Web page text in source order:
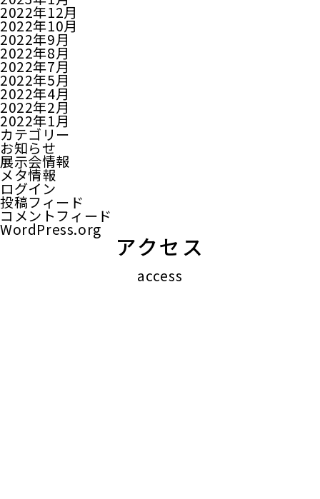
2022年12月
2022年10月
2022年9月
2022年8月
2022年7月
2022年5月
2022年4月
2022年2月
2022年1月
カテゴリー
お知らせ
展示会情報
メタ情報
ログイン
投稿フィード
コメントフィード
WordPress.org
アクセス
access